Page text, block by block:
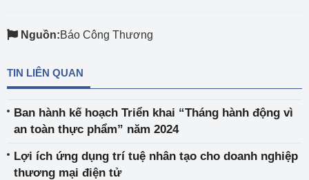
Nguồn:Báo Công Thương
TIN LIÊN QUAN
Ban hành kế hoạch Triển khai “Tháng hành động vì
an toàn thực phẩm” năm 2024
Lợi ích ứng dụng trí tuệ nhân tạo cho doanh nghiệp
thương mại điện tử